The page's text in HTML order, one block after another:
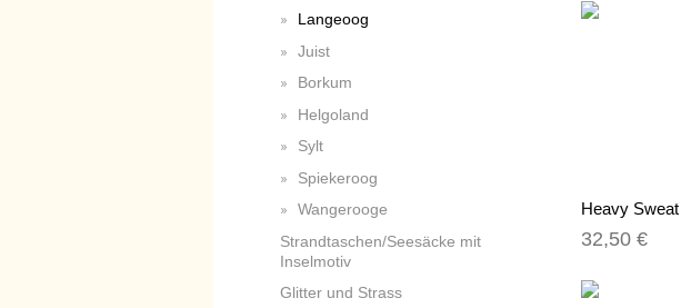
Heavy
32,50 €
Langeoog
Juist
Borkum
Helgoland
Sylt
Spiekeroog
Wangerooge
Strandtaschen/Seesäcke mit
Inselmotiv
Glitter und Strass